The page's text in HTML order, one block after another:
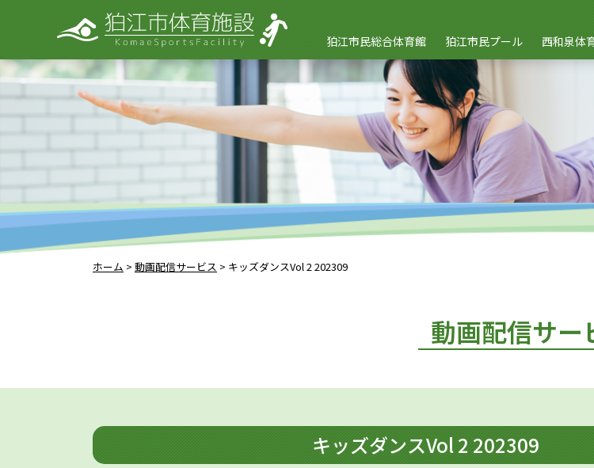
狛江市民総合体育館 狛江市民プール 西和泉体
ホーム > 動画配信サービス > キッズダンスVol 2 202309
動画配信サー
キッズダンスVol 2 202309